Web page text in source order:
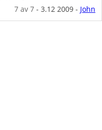
7av 7- 3.12 2009- John